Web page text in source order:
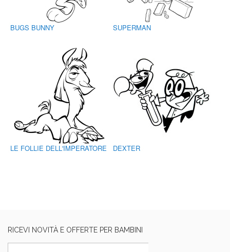
BUGS BUNNY SUPERMAN
LE FOLLIE DELL'IMPERATORE DEXTER
RICEVI NOVITÀ E OFFERTE PER BAMBINI